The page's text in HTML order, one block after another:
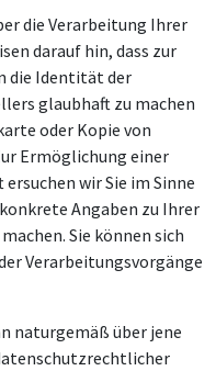
die Verarbeitung Ihrer
darauf hin, dass zur
die Identität der
glaubhaft zu machen
oder Kopie von
Ermöglichung einer
wir Sie im Sinne
Angaben zu Ihrer
Sie können sich
Verarbeitungsvorgänge
naturgemäß über jene